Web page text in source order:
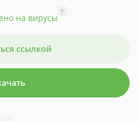
на вирусы
?
ссылкой